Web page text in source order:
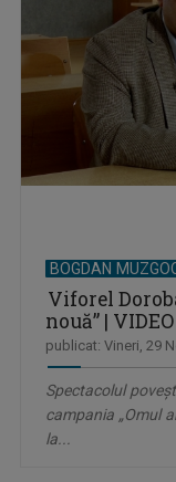
BOGDAN
Viforel
nouă” | VIDEO
publicat: Vineri, 29
Spectacolul
campania „Omul
la...